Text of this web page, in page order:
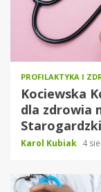
PROFILAKTYKA I
Kociewska
dla zdrowia
Karol Kubiak 4